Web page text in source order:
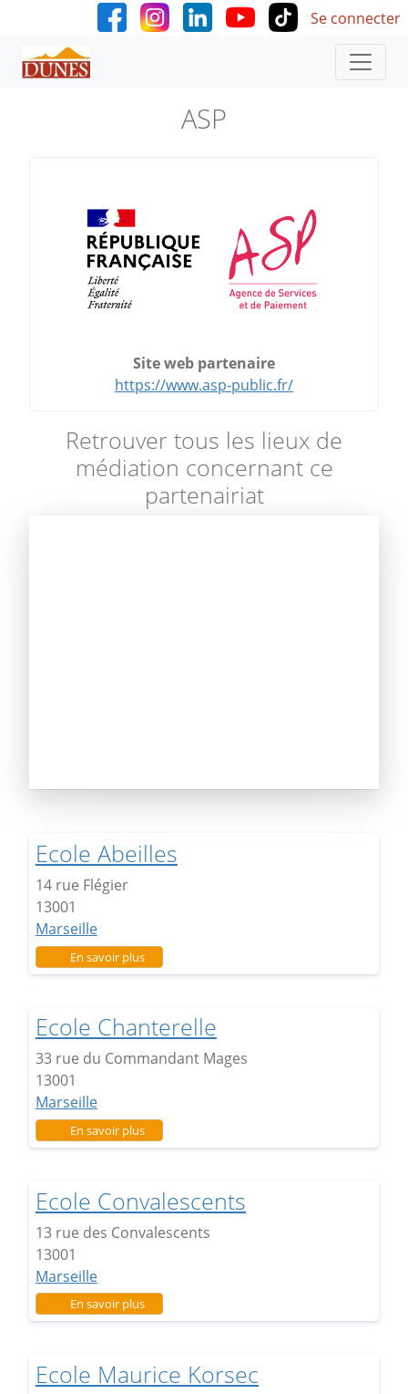
Aller au contenu principal User
Se connecter
ASP
Site web partenaire
https://www.asp-public.fr/
Retrouver tous les lieux de
médiation concernant ce
partenairiat
Ecole Abeilles
14 rue Flégier
13001
Marseille
En savoir plussur Ecole Abeilles
Ecole Chanterelle
33 rue du Commandant Mages
13001
Marseille
En savoir plussur Ecole Chanterelle
Ecole Convalescents
13 rue des Convalescents
13001
Marseille
En savoir plussur Ecole Convalescents
Ecole Maurice Korsec